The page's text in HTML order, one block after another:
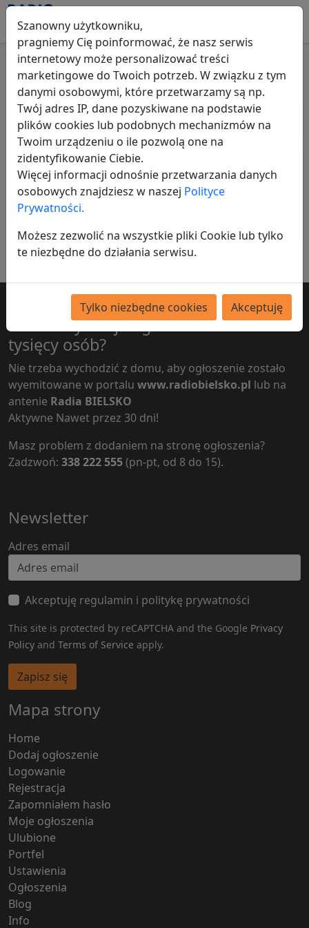
Materiały budowlane
Wszystkie ogłoszenia Dom i ogród Materiały
Promowane
Gruz budowlany na
utwardzenie terenu Za
darmo Okolice Buczkowice,
Bystra, Szczyrk, Wilkowice
Opublikowano:23-07-2026
Chcesz by twoje ogłoszenie dotarło do
tysięcy osób?
Nie trzeba wychodzić z domu, aby ogłoszenie zostało
wyemitowane w portalu www.radiobielsko.pl lub na
antenie Radia BIELSKO
Aktywne Nawet przez 30 dni!
Masz problem z dodaniem na stronę ogłoszenia?
Zadzwoń: 338 222 555(pn-pt, od 8 do 15).
Newsletter
Adres email
Akceptuję regulamin i politykę prywatności
This site is protected by reCAPTCHA and the Google Privacy
Policy and Terms of Service apply.
Zapisz się
Mapa strony
Home
Dodaj ogłoszenie
Logowanie
Rejestracja
Zapomniałem hasło
Moje ogłoszenia
Ulubione
Portfel
Ustawienia
Ogłoszenia
Blog
Info
Szanowny użytkowniku,
pragniemy Cię poinformować, że nasz serwis
internetowy może personalizować treści
marketingowe do Twoich potrzeb. W związku z tym
danymi osobowymi, które przetwarzamy są np.
Twój adres IP, dane pozyskiwane na podstawie
plików cookies lub podobnych mechanizmów na
Twoim urządzeniu o ile pozwolą one na
zidentyfikowanie Ciebie.
Więcej informacji odnośnie przetwarzania danych
osobowych znajdziesz w naszej Polityce
Prywatności.
Możesz zezwolić na wszystkie pliki Cookie lub tylko
te niezbędne do działania serwisu.
Tylko niezbędne cookies Akceptuję